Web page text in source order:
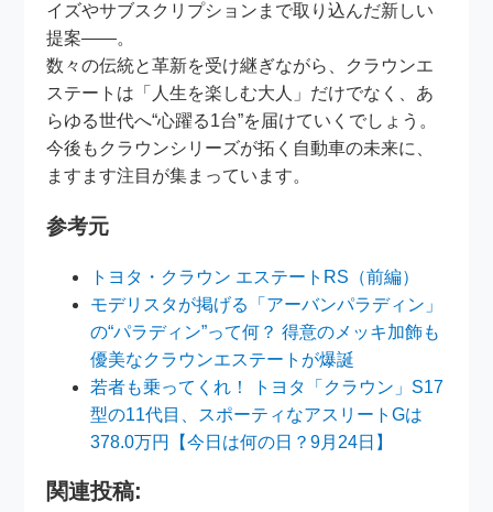
イズやサブスクリプションまで取り込んだ新しい
提案――。
数々の伝統と革新を受け継ぎながら、クラウンエ
ステートは「人生を楽しむ大人」だけでなく、あ
らゆる世代へ“心躍る1台”を届けていくでしょう。
今後もクラウンシリーズが拓く自動車の未来に、
ますます注目が集まっています。
参考元
トヨタ・クラウン エステートRS（前編）
モデリスタが掲げる「アーバンパラディン」
の“パラディン”って何？ 得意のメッキ加飾も
優美なクラウンエステートが爆誕
若者も乗ってくれ！ トヨタ「クラウン」S17
型の11代目、スポーティなアスリートGは
378.0万円【今日は何の日？9月24日】
関連投稿: